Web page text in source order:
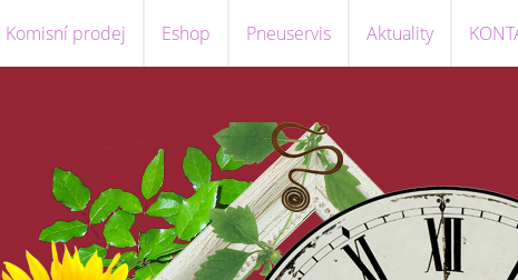
Komisní prodej Eshop Pneuservis Aktuality